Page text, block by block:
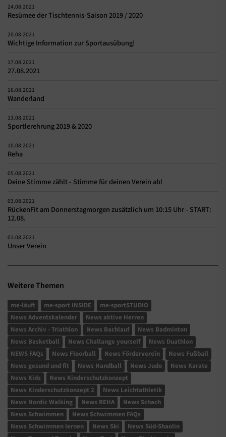
24.08.2021
Resümee der Tischtennis-Saison 2019 / 2020
20.08.2021
Wichtige Information zur Sportausübung!
17.08.2021
27.08.2021
16.08.2021
Wanderland
13.08.2021
Sportlerehrung 2019 & 2020
10.08.2021
Reha
05.08.2021
Deine Stimme zählt - Stimme für deinen Verein ab!
03.08.2021
RückenFit am Donnerstagmorgen zusätzlich um 10:15 Uhr - START:
12.08.
01.08.2021
Unser Verein
Weitere Themen
me-läuft me-sport INSIDE
me-sportSTUDIO
News Adventskalender
News aktive Herren
News Archiv - Triathlon
News Bachlauf
News Badminton
News Basketball
News Challange yourself
News Duathlon
NEWS FAQs
News Floorball News Förderverein
News Fußball
News gesund und fit
News Handball News Judo
News Karate
News Kids
News Kinderschutzkonzept
News Kinderschutzkonzept 2
News Leichtathletik
News Nordic Walking
News REHA
News Schach
News Schwimmen
News Schwimmen FAQs
News Schwimmen lernen
News Ski
News Süd-Shaolin